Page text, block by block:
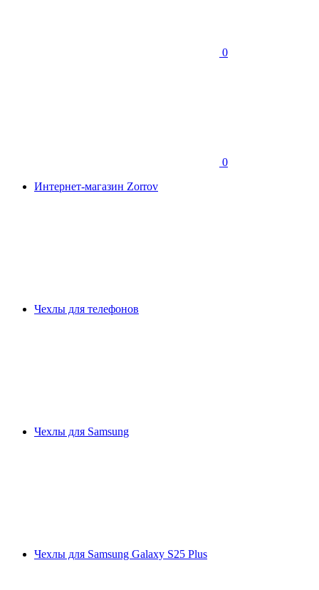
0
0
Интернет-магазин Zorrov
Чехлы для телефонов
Чехлы для Samsung
Чехлы для Samsung Galaxy S25 Plus